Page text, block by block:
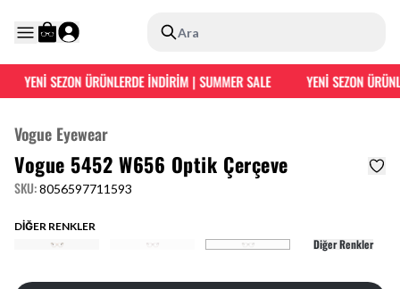
Ara
YENİ SEZON ÜRÜNLERDE İNDİRİM | SUMMER SALE YENİ SEZON
Vogue Eyewear
Vogue 5452 W656 Optik Çerçeve
SKU:8056597711593
DİĞER RENKLER
Diğer Renkler